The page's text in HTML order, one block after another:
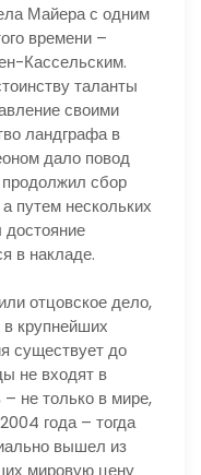
Майера с одним
времени –
Кассельским.
таланты
своими
ландграфа в
дало повод
сбор
путем нескольких
в накладе.
отцовское дело,
крупнейших
существует до
не входят в
не только в мире,
года – тогда
вышел из
мировую цену